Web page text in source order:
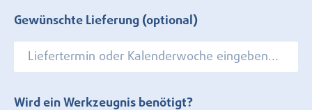
Gewünschte Lieferung (optional)
Wird ein Werkzeugnis benötigt?